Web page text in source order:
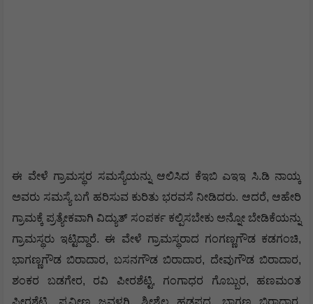
ಈ ವೇಳೆ ಗ್ರಾಮಸ್ಥರ ಸಮಸ್ಯೆಯನ್ನು ಆಲಿಸಿದ ಕೆಇಬಿ ಎಇಇ ಸಿ.ಡಿ ನಾಯ್ಕ
ಅವರು ಸಮಸ್ಯೆ ಬಗೆ ಹರಿಸುವ ಕುರಿತು ಭರವಸೆ ನೀಡಿದರು. ಆದರೆ, ಆಹೇರಿ
ಗ್ರಾಮಕ್ಕೆ ಪ್ರತ್ಯೇಕವಾಗಿ ವಿದ್ಯುತ್ ಸಂಪರ್ಕ ಕಲ್ಪಿಸಬೇಕು ಅನ್ನೋ ಬೇಡಿಕೆಯನ್ನು
ಗ್ರಾಮಸ್ಥರು ಇಟ್ಟಿದ್ದಾರೆ. ಈ ವೇಳೆ ಗ್ರಾಮಸ್ಥರಾದ ಗಂಗಣ್ಣಗೌಡ ಕಡಗಂಚಿ,
ಭಾಗಣ್ಣಗೌಡ ಬಿರಾದಾರ, ಬಸನಗೌಡ ಬಿರಾದಾರ, ದೇವುಗೌಡ ಬಿರಾದಾರ,